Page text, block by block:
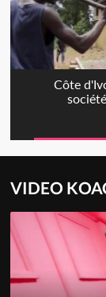
Côte
VIDEO